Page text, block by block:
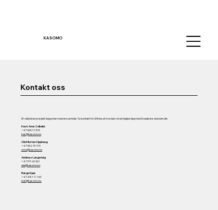
KASOMO
Kontakt oss
Et vellykket prosjekt begynner med en samtale. Ta kontakt for å finne ut hvordan vi kan hjelpe deg med å realisere visjonen din.
Knut-Arne Solbakk
+47 900 17 373
kas@kasomo.no
Ole Morten Opphaug
+47 952 79 773
omo@kasomo.no
Andreas Langeteig
+47 971 69 361
ala@kasomo.no
Børge Kjær
+47 481 11 169
bok@kasomo.no